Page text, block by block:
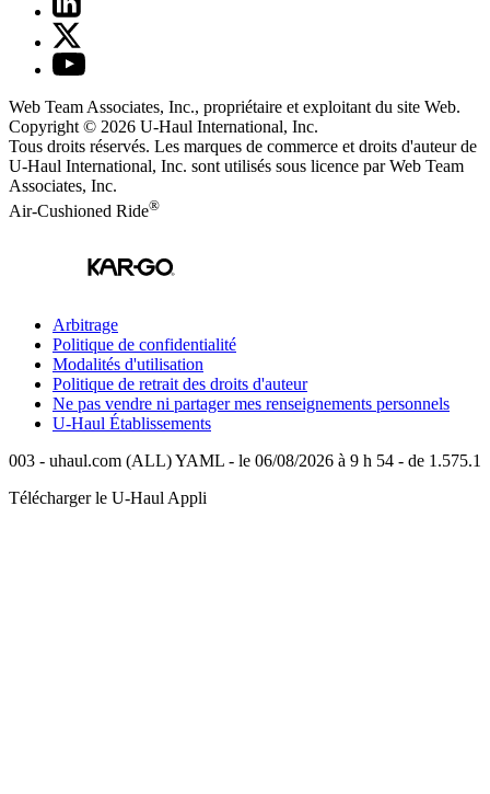
Web Team Associates, Inc., propriétaire et exploitant du site Web.
Copyright © 2026 U-Haul International, Inc.
Tous droits réservés. Les marques de commerce et droits d'auteur de
U-Haul International, Inc. sont utilisés sous licence par Web Team
Associates, Inc.
Air-Cushioned Ride®
Arbitrage
Politique de confidentialité
Modalités d'utilisation
Politique de retrait des droits d'auteur
Ne pas vendre ni partager mes renseignements personnels
U-Haul Établissements
003 - uhaul.com (ALL) YAML - le 06/08/2026 à 9 h 54 - de 1.575.1
Télécharger le U-Haul Appli